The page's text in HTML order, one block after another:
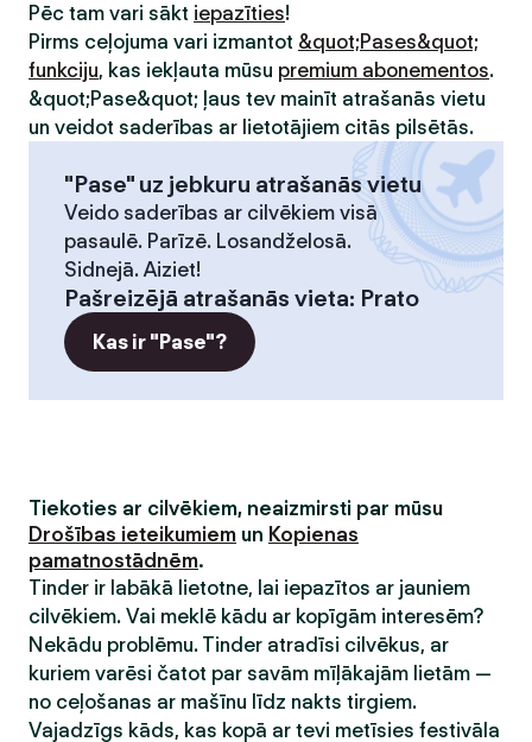
Pēc tam vari sākt iepazīties!
Pirms ceļojuma vari izmantot &quot;Pases&quot;
funkciju, kas iekļauta mūsu premium abonementos.
&quot;Pase&quot; ļaus tev mainīt atrašanās vietu
un veidot saderības ar lietotājiem citās pilsētās.
"Pase" uz jebkuru atrašanās vietu
Veido saderības ar cilvēkiem visā
pasaulē. Parīzē. Losandželosā.
Sidnejā. Aiziet!
Pašreizējā atrašanās vieta: Prato
Kas ir "Pase"?
Tiekoties ar cilvēkiem, neaizmirsti par mūsu
Drošības ieteikumiem un Kopienas
pamatnostādnēm.
Tinder ir labākā lietotne, lai iepazītos ar jauniem
cilvēkiem. Vai meklē kādu ar kopīgām interesēm?
Nekādu problēmu. Tinder atradīsi cilvēkus, ar
kuriem varēsi čatot par savām mīļākajām lietām —
no ceļošanas ar mašīnu līdz nakts tirgiem.
Vajadzīgs kāds, kas kopā ar tevi metīsies festivāla